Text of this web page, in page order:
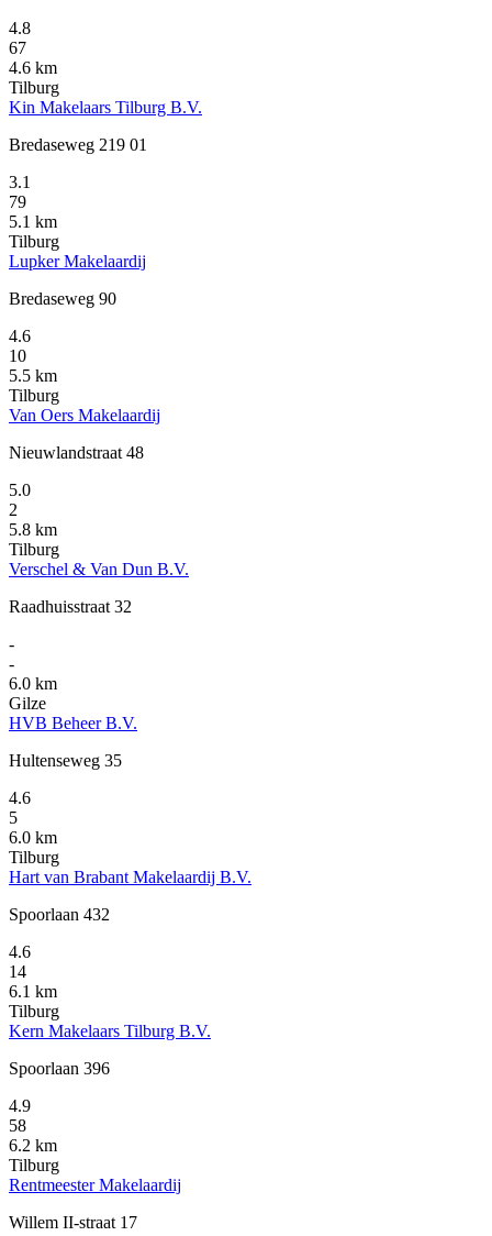
4.8
67
4.6 km
Tilburg
Kin Makelaars Tilburg B.V.
Bredaseweg 219 01
3.1
79
5.1 km
Tilburg
Lupker Makelaardij
Bredaseweg 90
4.6
10
5.5 km
Tilburg
Van Oers Makelaardij
Nieuwlandstraat 48
5.0
2
5.8 km
Tilburg
Verschel & Van Dun B.V.
Raadhuisstraat 32
-
-
6.0 km
Gilze
HVB Beheer B.V.
Hultenseweg 35
4.6
5
6.0 km
Tilburg
Hart van Brabant Makelaardij B.V.
Spoorlaan 432
4.6
14
6.1 km
Tilburg
Kern Makelaars Tilburg B.V.
Spoorlaan 396
4.9
58
6.2 km
Tilburg
Rentmeester Makelaardij
Willem II-straat 17